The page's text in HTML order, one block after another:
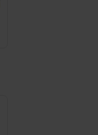
über unsere